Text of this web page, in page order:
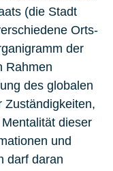
(die Stadt
Orts-
der
Rahmen
des globalen
Zuständigkeiten,
dieser
und
darf daran